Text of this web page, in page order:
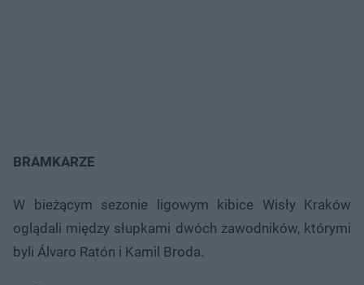
BRAMKARZE
W bieżącym sezonie ligowym kibice Wisły Kraków
oglądali między słupkami dwóch zawodników, którymi
byli Álvaro Ratón i Kamil Broda.